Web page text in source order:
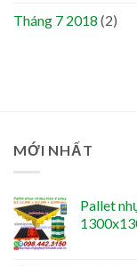
Tháng 7 2018 (2)
MỚI NHẤT
Pallet